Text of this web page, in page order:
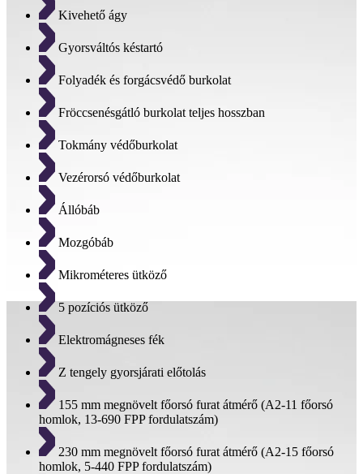
Kivehető ágy
Gyorsváltós késtartó
Folyadék és forgácsvédő burkolat
Fröccsenésgátló burkolat teljes hosszban
Tokmány védőburkolat
Vezérorsó védőburkolat
Állóbáb
Mozgóbáb
Mikrométeres ütköző
5 pozíciós ütköző
Elektromágneses fék
Z tengely gyorsjárati előtolás
155 mm megnövelt főorsó furat átmérő (A2-11 főorsó
homlok, 13-690 FPP fordulatszám)
230 mm megnövelt főorsó furat átmérő (A2-15 főorsó
homlok, 5-440 FPP fordulatszám)